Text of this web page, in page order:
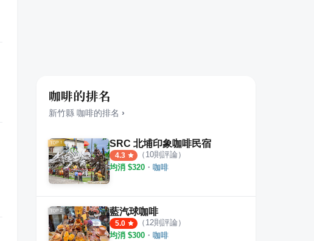
咖啡的排名
新竹縣 咖啡的排名 ›
SRC 北埔印象咖啡民宿
4.3 （ 10則評論）
均消 $320 ・ 咖啡
藍汽球咖啡
5.0 （ 12則評論）
均消 $300 ・ 咖啡